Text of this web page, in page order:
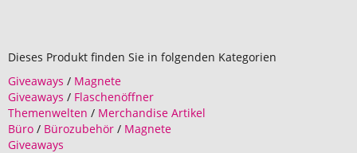
Dieses Produkt finden Sie in folgenden Kategorien
Giveaways / Magnete
Giveaways / Flaschenöffner
Themenwelten / Merchandise Artikel
Büro / Bürozubehör / Magnete
Giveaways